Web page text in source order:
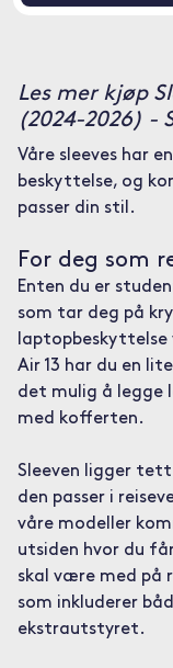
Les mer kjøp
(2024-2026) -
Våre sleeves har
beskyttelse, og
passer din stil.
For deg som
Enten du er
som tar deg på
laptopbeskyttelse
Air 13 har du en
det mulig å legge
med kofferten.
Sleeven ligger
den passer i
våre modeller
utsiden hvor du
skal være med på
som inkluderer
ekstrautstyret.